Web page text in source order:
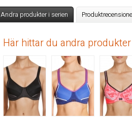
Andra produkter i serien
Här hittar du andra